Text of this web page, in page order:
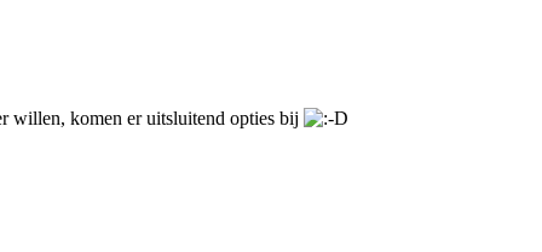
willen, komen er uitsluitend opties bij